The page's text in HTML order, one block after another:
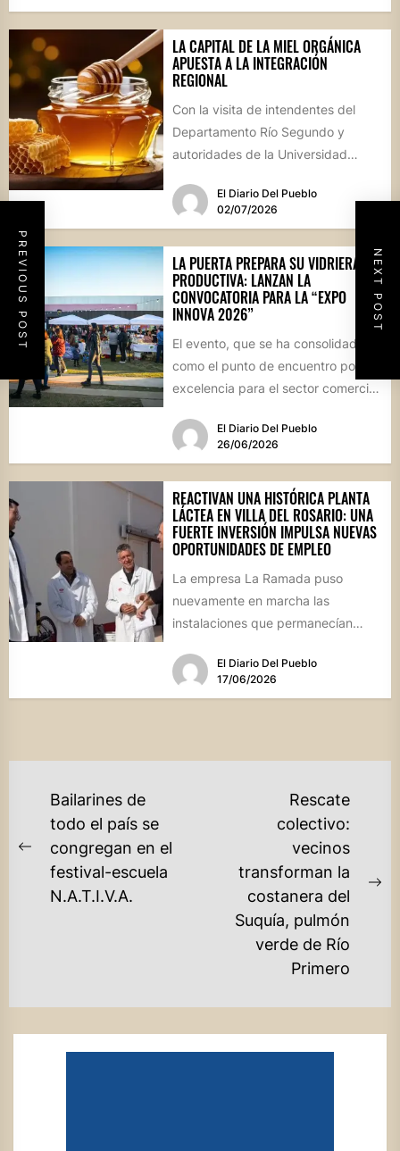
PREVIOUS POST NEXT POST
LA CAPITAL DE LA MIEL ORGÁNICA
APUESTA A LA INTEGRACIÓN
REGIONAL
Con la visita de intendentes del
Departamento Río Segundo y
autoridades de la Universidad
Soto...
El Diario Del Pueblo
02/07/2026
LA PUERTA PREPARA SU VIDRIERA
PRODUCTIVA: LANZAN LA
CONVOCATORIA PARA LA “EXPO
INNOVA 2026”
El evento, que se ha consolidado
como el punto de encuentro por
excelencia para el sector comercial
El Diario Del Pueblo
26/06/2026
REACTIVAN UNA HISTÓRICA PLANTA
LÁCTEA EN VILLA DEL ROSARIO: UNA
FUERTE INVERSIÓN IMPULSA NUEVAS
OPORTUNIDADES DE EMPLEO
La empresa La Ramada puso
nuevamente en marcha las
instalaciones que permanecían
Diego Carballo recorrió...
El Diario Del Pueblo
17/06/2026
NAVEGACIÓN
ENTRADAS
Previous
post:
Bailarines de
todo el país se
congregan en el
festival-escuela
N.A.T.I.V.A.
Rescate
colectivo:
vecinos
transforman la
costanera del
Suquía, pulmón
verde de Río
Primero